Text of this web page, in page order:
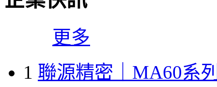
更多
1 聯源精密｜MA60系